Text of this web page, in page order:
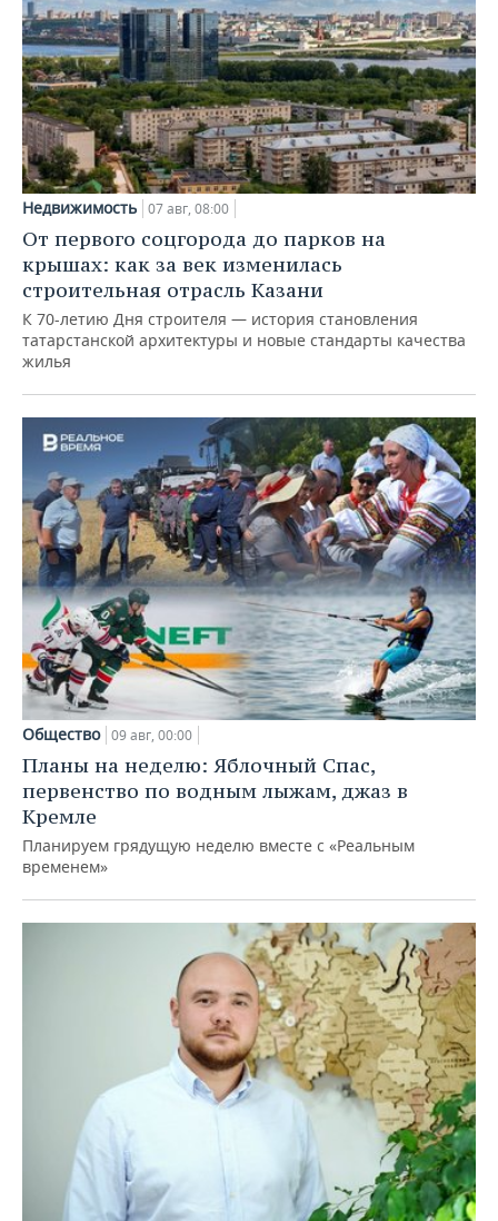
Недвижимость 07 авг, 08:00
От первого соцгорода до парков на
крышах: как за век изменилась
строительная отрасль Казани
К 70-летию Дня строителя — история становления
татарстанской архитектуры и новые стандарты качества
жилья
Общество 09 авг, 00:00
Планы на неделю: Яблочный Спас,
первенство по водным лыжам, джаз в
Кремле
Планируем грядущую неделю вместе с «Реальным
временем»